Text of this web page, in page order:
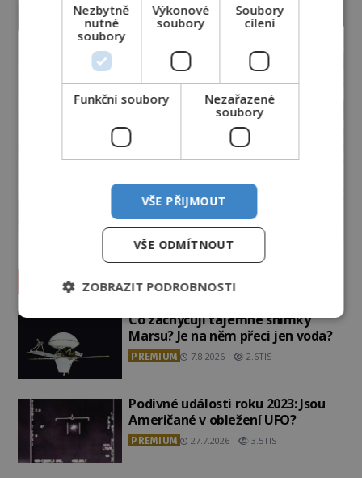
Vesmír a technologie
Co zachycují tajemné snímky
Marsu? Je na něm přeci jen voda?
PREMIUM 7.8.2026 2.6TIS
Podivné události roku 2023: Jsou
Američané v obležení UFO?
PREMIUM 27.7.2026 3.5TIS
Nezbytně
nutné
soubory
Výkonové
soubory
Soubory
cílení
Funkční soubory
Nezařazené
soubory
VŠE PŘIJMOUT
VŠE ODMÍTNOUT
ZOBRAZIT PODROBNOSTI